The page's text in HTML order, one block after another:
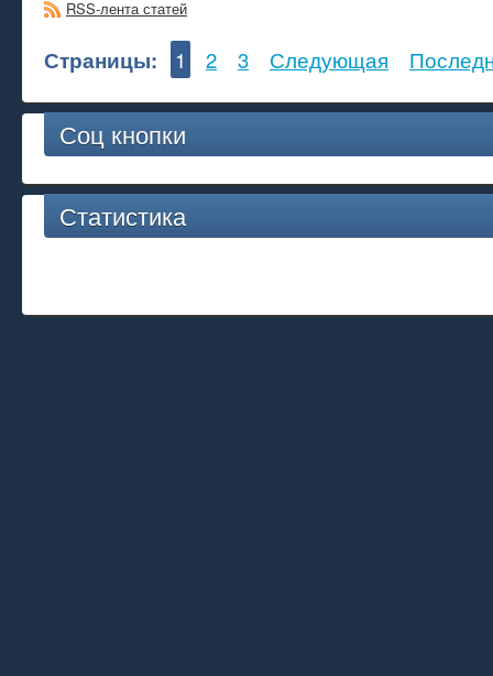
RSS-лента статей
Страницы: 1 2 3 Следующая
Соц кнопки
Статистика